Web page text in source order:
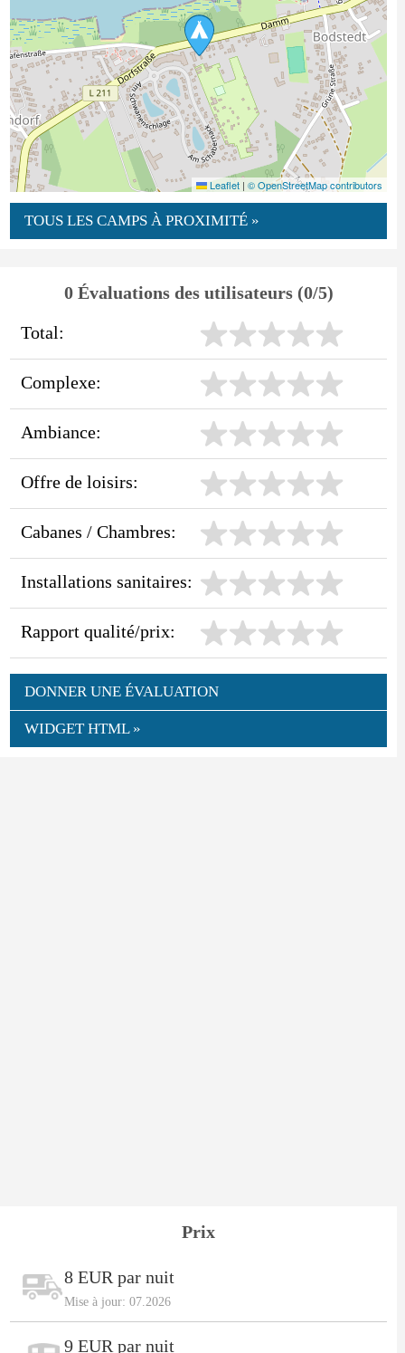
Leaflet | © OpenStreetMap contributors
TOUS LES CAMPS À PROXIMITÉ »
0 Évaluations des utilisateurs (0/5)
Total:
Complexe:
Ambiance:
Offre de loisirs:
Cabanes / Chambres:
Installations sanitaires:
Rapport qualité/prix:
DONNER UNE ÉVALUATION
WIDGET HTML »
Prix
8 EUR par nuit
Mise à jour: 07.2026
9 EUR par nuit